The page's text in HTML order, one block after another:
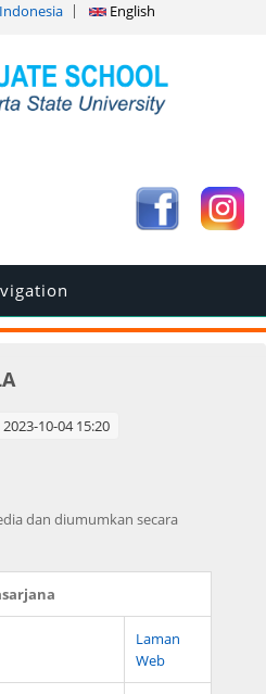
English
10-04 15:20
dan diumumkan secara
Laman
Web